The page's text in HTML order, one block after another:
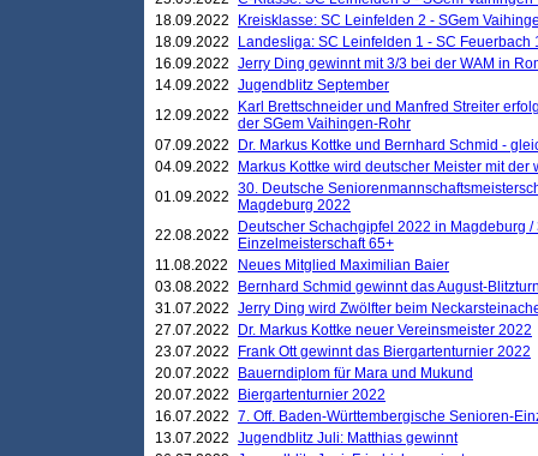
18.09.2022
Kreisklasse: SC Leinfelden 2 - SGem
18.09.2022
Landesliga: SC Leinfelden 1 - SC Feuerbach
16.09.2022 Jerry Ding gewinnt mit 3/3 bei der WAM in
14.09.2022 Jugendblitz September
12.09.2022
Karl Brettschneider und Manfred Streiter
der SGem Vaihingen-Rohr
07.09.2022
Dr. Markus Kottke und Bernhard Schmid -
04.09.2022
Markus Kottke wird deutscher Meister mit
01.09.2022 30. Deutsche
Magdeburg 2022
22.08.2022
Deutscher Schachgipfel 2022 in Magdeburg
Einzelmeisterschaft 65+
11.08.2022
Neues Mitglied Maximilian Baier
03.08.2022
Bernhard Schmid gewinnt das August-
31.07.2022 Jerry Ding wird Zwölfter beim
27.07.2022
Dr. Markus Kottke neuer Vereinsmeister 2022
23.07.2022
Frank Ott gewinnt das Biergartenturnier 2022
20.07.2022
Bauerndiplom für Mara und Mukund
20.07.2022
Biergartenturnier 2022
16.07.2022 7. Off. Baden-Württembergische Senioren-
13.07.2022 Jugendblitz Juli: Matthias gewinnt